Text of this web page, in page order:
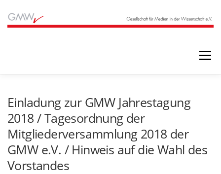
Inhalt
springen
Menü
ANGEBOTE
Einladung zur GMW Jahrestagung
2018 / Tagesordnung der
Mitgliederversammlung 2018 der
GMW e.V. / Hinweis auf die Wahl des
Vorstandes